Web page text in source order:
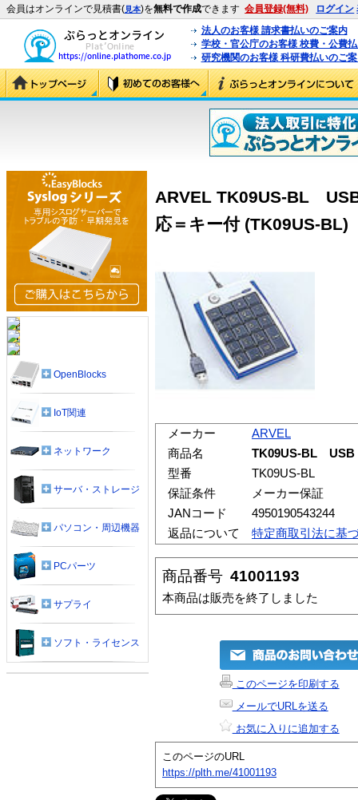
会員はオンラインで見積書(見本)を無料で作成できます 会員登録(無料) ログイン
法人のお客様 請求書払いのご案内
学校・官公庁のお客様 校費・公費
研究機関のお客様 科研費払いのご
ARVEL TK09US-BL
応＝キー付 (TK09US-BL)
メーカー
ARVEL
商品名
TK09US-BL USB
型番
TK09US-BL
保証条件
メーカー保証
JANコード
4950190543244
返品について
特定商取引法に基
商品番号 41001193
本商品は販売を終了しました
このページを印刷する
メールでURLを送る
お気に入りに追加する
このページのURL
https://plth.me/41001193
OpenBlocks
IoT関連
ネットワーク
サーバ・ストレージ
パソコン・周辺機器
PCパーツ
サプライ
ソフト・ライセンス